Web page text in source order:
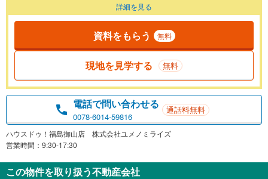
詳細を見る
資料をもらう 無料
現地を見学する 無料
電話で問い合わせる
0078-6014-59816
通話料無料
ハウスドゥ！福島御山店 株式会社ユメノミライズ
営業時間：9:30-17:30
この物件を取り扱う不動産会社